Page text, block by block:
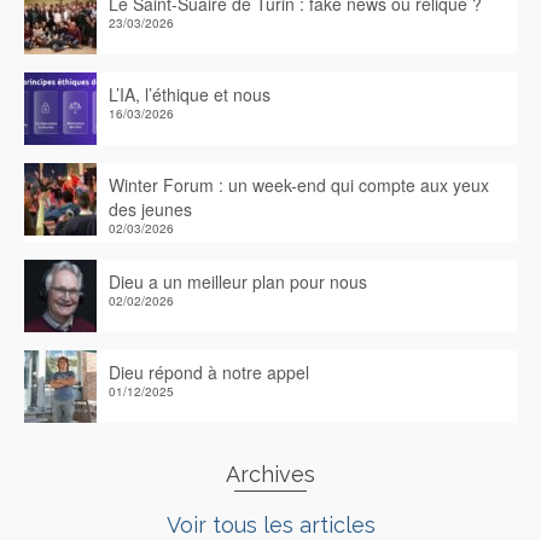
23/03/2026
L’IA, l’éthique et nous
16/03/2026
Winter Forum : un week-end qui compte aux yeux
des jeunes
02/03/2026
Dieu a un meilleur plan pour nous
02/02/2026
Dieu répond à notre appel
01/12/2025
Archives
Voir tous les articles